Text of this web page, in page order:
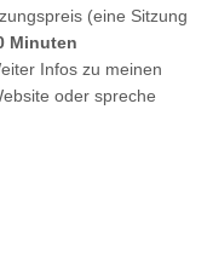
(eine Sitzung
Minuten
Infos zu meinen
oder spreche